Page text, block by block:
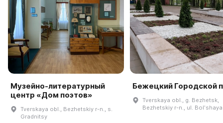
Музейно-литературный
центр «Дом поэтов»
Tverskaya obl., Bezhetskiy r-n., s.
Gradnitsy
Бежецкий Городской
Tverskaya obl., g. Bezhetsk,
Bezhetskiy r-n., ul. Bolʹshaya